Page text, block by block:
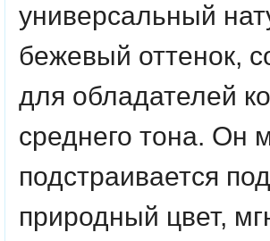
универсальный
бежевый оттенок,
для обладателей
среднего тона. Он
подстраивается
природный цвет,